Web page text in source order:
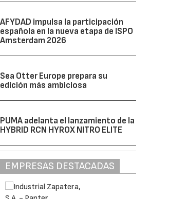
AFYDAD impulsa la participación
española en la nueva etapa de ISPO
Amsterdam 2026
Sea Otter Europe prepara su
edición más ambiciosa
PUMA adelanta el lanzamiento de la
HYBRID RCN HYROX NITRO ELITE
EMPRESAS DESTACADAS